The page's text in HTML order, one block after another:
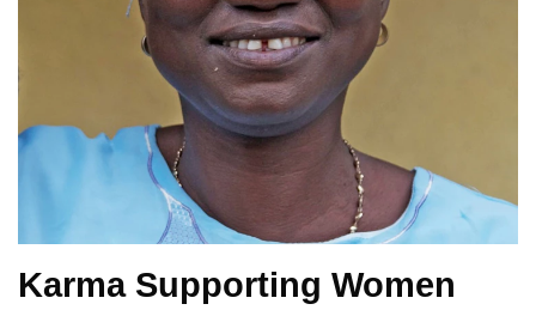
Karma Supporting Women
Orangeade soda – 25cl
Lägg till 28,20 kr
Karma Drinks
Karma cola – 25cl
Lägg till